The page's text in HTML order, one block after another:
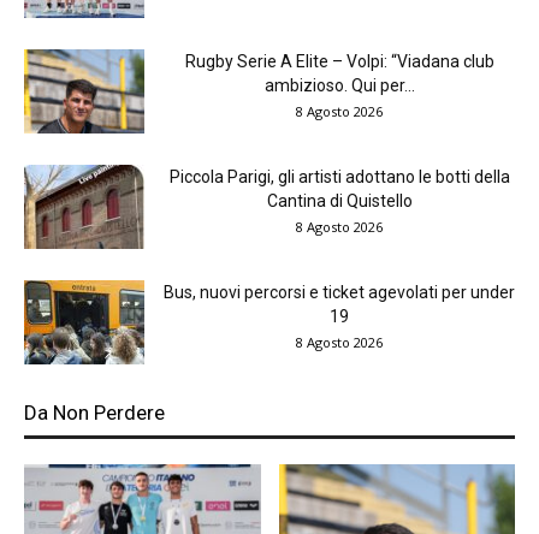
Rugby Serie A Elite – Volpi: “Viadana club
ambizioso. Qui per...
8 Agosto 2026
Piccola Parigi, gli artisti adottano le botti della
Cantina di Quistello
8 Agosto 2026
Bus, nuovi percorsi e ticket agevolati per under
19
8 Agosto 2026
Da Non Perdere